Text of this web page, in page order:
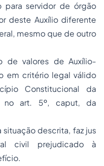
para servidor de órgão
deste Auxílio diferente
mesmo que de outro
de valores de Auxílio-
em critério legal válido
Constitucional da
no art. 5º, caput, da
descrita, faz jus
civil prejudicado à